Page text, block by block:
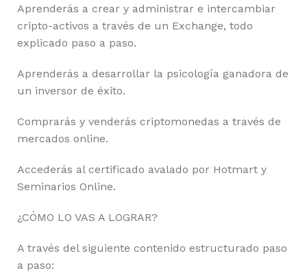
Aprenderás a crear y administrar e intercambiar
cripto-activos a través de un Exchange, todo
explicado paso a paso.
Aprenderás a desarrollar la psicología ganadora de
un inversor de éxito.
Comprarás y venderás criptomonedas a través de
mercados online.
Accederás al certificado avalado por Hotmart y
Seminarios Online.
¿CÓMO LO VAS A LOGRAR?
A través del siguiente contenido estructurado paso
a paso: